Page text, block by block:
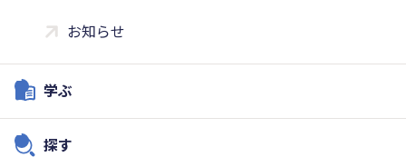
お知らせ
学ぶ
探す